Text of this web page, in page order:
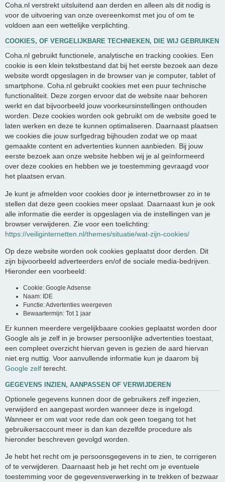
Coha.nl verstrekt uitsluitend aan derden en alleen als dit nodig is
voor de uitvoering van onze overeenkomst met jou of om te
voldoen aan een wettelijke verplichting.
COOKIES, OF VERGELIJKBARE TECHNIEKEN, DIE WIJ GEBRUIKEN
Coha.nl gebruikt functionele, analytische en tracking cookies. Een
cookie is een klein tekstbestand dat bij het eerste bezoek aan deze
website wordt opgeslagen in de browser van je computer, tablet of
smartphone. Coha.nl gebruikt cookies met een puur technische
functionaliteit. Deze zorgen ervoor dat de website naar behoren
werkt en dat bijvoorbeeld jouw voorkeursinstellingen onthouden
worden. Deze cookies worden ook gebruikt om de website goed te
laten werken en deze te kunnen optimaliseren. Daarnaast plaatsen
we cookies die jouw surfgedrag bijhouden zodat we op maat
gemaakte content en advertenties kunnen aanbieden. Bij jouw
eerste bezoek aan onze website hebben wij je al geïnformeerd
over deze cookies en hebben we je toestemming gevraagd voor
het plaatsen ervan.
Je kunt je afmelden voor cookies door je internetbrowser zo in te
stellen dat deze geen cookies meer opslaat. Daarnaast kun je ook
alle informatie die eerder is opgeslagen via de instellingen van je
browser verwijderen. Zie voor een toelichting:
https://veiliginternetten.nl/themes/situatie/wat-zijn-cookies/
Op deze website worden ook cookies geplaatst door derden. Dit
zijn bijvoorbeeld adverteerders en/of de sociale media-bedrijven.
Hieronder een voorbeeld:
Cookie: Google Adsense
Naam: IDE
Functie: Advertenties weergeven
Bewaartermijn: Tot 1 jaar
Er kunnen meerdere vergelijkbaare cookies geplaatst worden door
Google als je zelf in je browser persoonlijke advertenties toestaat,
een compleet overzicht hiervan geven is gezien de aard hiervan
niet erg nuttig. Voor aanvullende informatie kun je daarom bij
Google zelf terecht.
GEGEVENS INZIEN, AANPASSEN OF VERWIJDEREN
Optionele gegevens kunnen door de gebruikers zelf ingezien,
verwijderd en aangepast worden wanneer deze is ingelogd.
Wanneer er om wat voor rede dan ook geen toegang tot het
gebruikersaccount meer is dan kan dezelfde procedure als
hieronder beschreven gevolgd worden.
Je hebt het recht om je persoonsgegevens in te zien, te corrigeren
of te verwijderen. Daarnaast heb je het recht om je eventuele
toestemming voor de gegevensverwerking in te trekken of bezwaar